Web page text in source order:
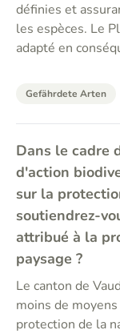
définies et
les espèces. Le
adapté en
Gefährdete Arten
Dans le cadre
d'action
sur la
soutiendrez-
attribué à la
paysage ?
Le canton de
moins de
protection de la